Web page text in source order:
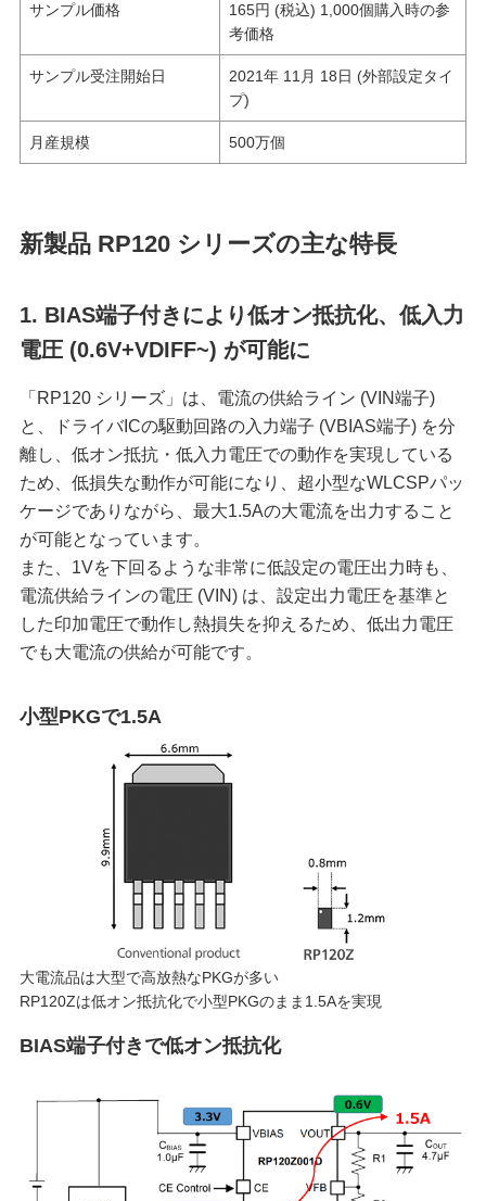
サンプル価格
165円 (税込) 1,000個購入時の参
考価格
サンプル受注開始日
2021年 11月 18日 (外部設定タイ
プ)
月産規模 500万個
新製品 RP120 シリーズの主な特⻑
1. BIAS端子付きにより低オン抵抗化、低入力
電圧 (0.6V+VDIFF~) が可能に
「RP120 シリーズ」は、電流の供給ライン (VIN端子)
と、ドライバICの駆動回路の入力端子 (VBIAS端子) を分
離し、低オン抵抗・低入力電圧での動作を実現している
ため、低損失な動作が可能になり、超小型なWLCSPパッ
ケージでありながら、最大1.5Aの大電流を出力すること
が可能となっています。
また、1Vを下回るような非常に低設定の電圧出力時も、
電流供給ラインの電圧 (VIN) は、設定出力電圧を基準と
した印加電圧で動作し熱損失を抑えるため、低出力電圧
でも大電流の供給が可能です。
小型PKGで1.5A
大電流品は大型で高放熱なPKGが多い
RP120Zは低オン抵抗化で小型PKGのまま1.5Aを実現
BIAS端子付きで低オン抵抗化